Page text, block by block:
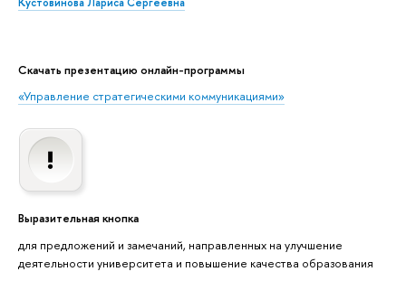
Скачать презентацию онлайн-программы
«Управление стратегическими коммуникациями»
Выразительная кнопка
для предложений и замечаний, направленных на улучшение
деятельности университета и повышение качества образования